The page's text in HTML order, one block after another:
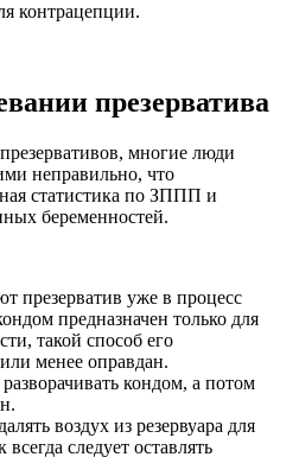
контрацепции.
презерватива
многие люди
неправильно, что
статистика по ЗППП и
беременностей.
презерватив уже в процесс
предназначен только для
такой способ его
менее оправдан.
кондом, а потом
воздух из резервуара для
следует оставлять